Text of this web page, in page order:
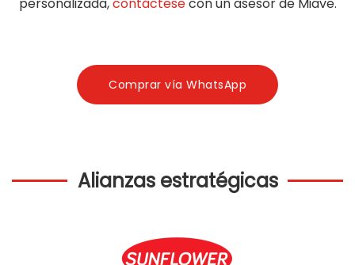
Comprar vía WhatsApp
Alianzas estratégicas